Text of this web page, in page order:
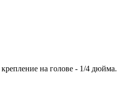
на голове - 1/4 дюйма.